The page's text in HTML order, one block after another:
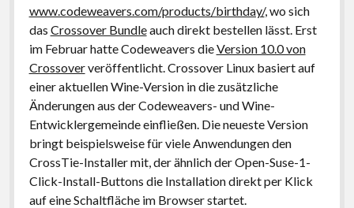
www.codeweavers.com/products/birthday/, wo sich
das Crossover Bundleauch direkt bestellen lässt. Erst
im Februar hatte Codeweavers dieVersion 10.0 von
Crossoververöffentlicht. Crossover Linux basiert auf
einer aktuellen Wine-Version in die zusätzliche
Änderungen aus der Codeweavers- und Wine-
Entwicklergemeinde einfließen. Die neueste Version
bringt beispielsweise für viele Anwendungen den
CrossTie-Installer mit, der ähnlich der Open-Suse-1-
Click-Install-Buttons die Installation direkt per Klick
auf eine Schaltfläche im Browser startet.